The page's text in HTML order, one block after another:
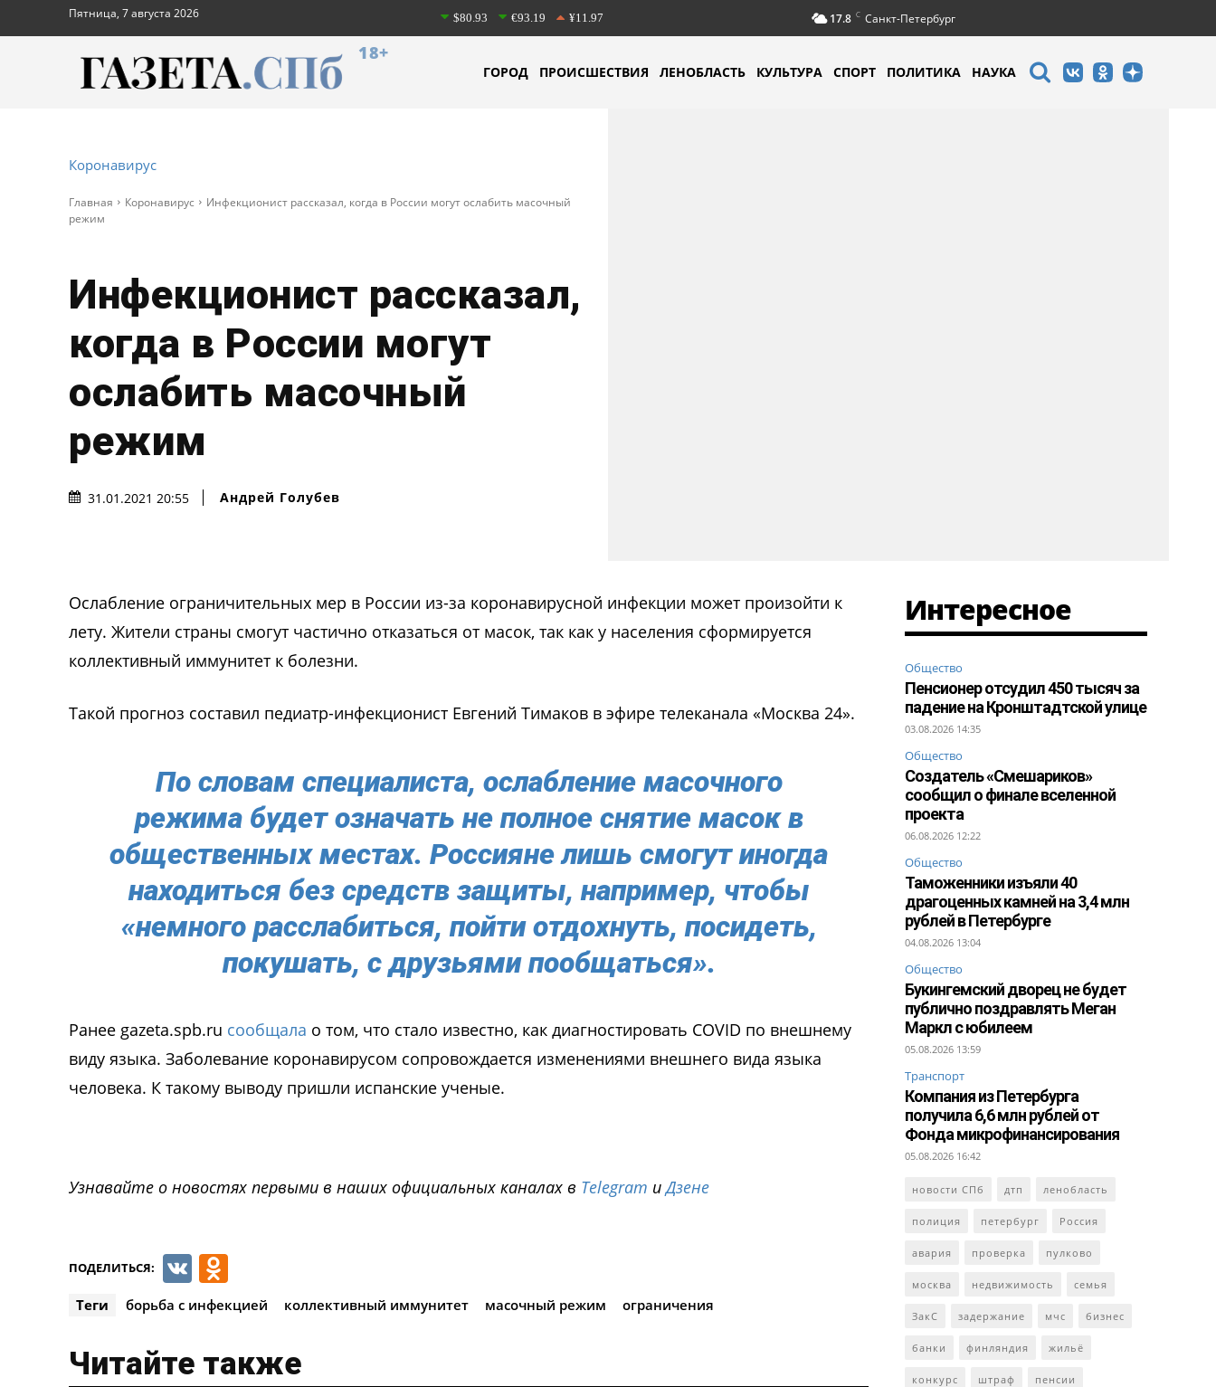
Пятница, 7 августа 2026 $80.93 €93.19 ¥11.97 17.8 C Санкт-Петербург
18+
ГОРОД ПРОИСШЕСТВИЯ ЛЕНОБЛАСТЬ КУЛЬТУРА СПОРТ ПОЛИТИКА НАУКА
Коронавирус
Главная Коронавирус
Инфекционист рассказал, когда в России могут ослабить масочный
режим
Инфекционист рассказал,
когда в России могут
ослабить масочный
режим
31.01.2021 20:55 Андрей Голубев
Ослабление ограничительных мер в России из-за коронавирусной инфекции может произойти к
лету. Жители страны смогут частично отказаться от масок, так как у населения сформируется
коллективный иммунитет к болезни.
Такой прогноз составил педиатр-инфекционист Евгений Тимаков в эфире телеканала «Москва 24».
По словам специалиста, ослабление масочного
режима будет означать не полное снятие масок в
общественных местах. Россияне лишь смогут иногда
находиться без средств защиты, например, чтобы
«немного расслабиться, пойти отдохнуть, посидеть,
покушать, с друзьями пообщаться».
Ранее gazeta.spb.ru сообщала о том, что стало известно, как диагностировать COVID по внешнему
виду языка. Заболевание коронавирусом сопровождается изменениями внешнего вида языка
человека. К такому выводу пришли испанские ученые.
Узнавайте о новостях первыми в наших официальных каналах в Telegram иДзене
ПОДЕЛИТЬСЯ: VK
Теги борьба с инфекцией коллективный иммунитет масочный режим ограничения
Читайте также
Интересное
Общество
Пенсионер отсудил 450 тысяч за
падение на Кронштадтской улице
03.08.2026 14:35
Общество
Создатель «Смешариков»
сообщил о финале вселенной
проекта
06.08.2026 12:22
Общество
Таможенники изъяли 40
драгоценных камней на 3,4 млн
рублей в Петербурге
04.08.2026 13:04
Общество
Букингемский дворец не будет
публично поздравлять Меган
Маркл с юбилеем
05.08.2026 13:59
Транспорт
Компания из Петербурга
получила 6,6 млн рублей от
Фонда микрофинансирования
05.08.2026 16:42
новости СПб дтп ленобласть
полиция петербург Россия
авария проверка пулково
москва недвижимость семья
ЗакС задержание мчс бизнес
банки финляндия жильё
конкурс штраф пенсии